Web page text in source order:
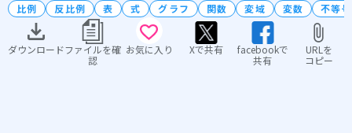
比例 反比例 表 式 グラフ 関数 変域 変数 不等号
ダウンロードファイルを確
認
お気に入り Xで共有
facebookで
共有
URLを
コピー